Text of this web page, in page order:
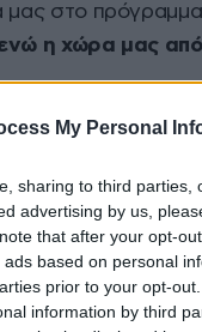
My Personal
sharing to third
advertising by us,
that after your opt-
based on personal
prior to your opt-
information by third
μας στο
η χώρα μας
το μέλλον των
να
σε άλλες